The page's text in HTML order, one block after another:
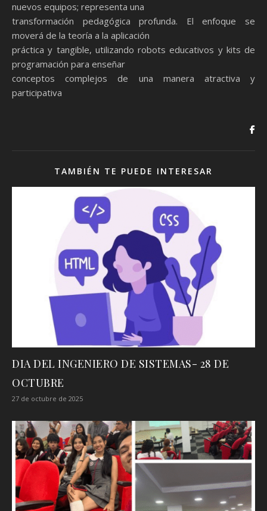
nuevos equipos; representa una
transformación pedagógica profunda. El enfoque se
moverá de la teoría a la aplicación
práctica y tangible, utilizando robots educativos y kits de
programación para enseñar
conceptos complejos de una manera atractiva y
participativa
TAMBIÉN TE PUEDE INTERESAR
DIA DEL INGENIERO DE SISTEMAS- 28 DE
OCTUBRE
27 de octubre de 2025